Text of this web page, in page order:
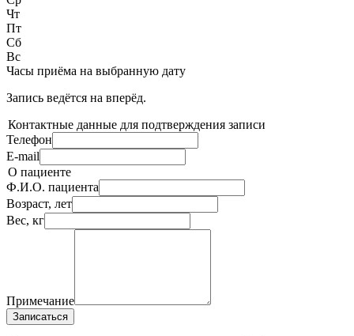
Чт
Пт
Сб
Вс
Часы приёма на выбранную дату
Запись ведётся на вперёд.
Контактные данные для подтверждения записи
Телефон
E-mail
О пациенте
Ф.И.О. пациента
Возраст, лет
Вес, кг
Примечание
Записаться